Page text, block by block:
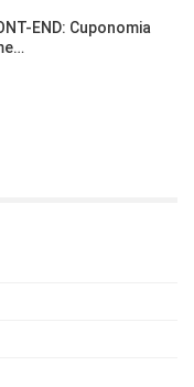
END: Cuponomia